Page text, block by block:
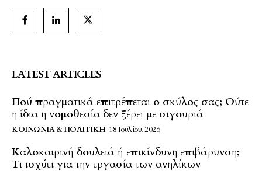
LATEST ARTICLES
Πού πραγματικά επιτρέπεται ο σκύλος σας; Ούτε
η ίδια η νομοθεσία δεν ξέρει με σιγουριά
ΚΟΙΝΩΝΊΑ & ΠΟΛΙΤΙΚΉ 18 Ιουλίου, 2026
Καλοκαιρινή δουλειά ή επικίνδυνη επιβάρυνση;
Τι ισχύει για την εργασία των ανηλίκων